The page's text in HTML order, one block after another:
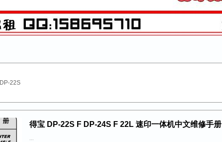
DP-22S
得宝 DP-22S F DP-24S F 22L 速印一体机中文维修手册
...